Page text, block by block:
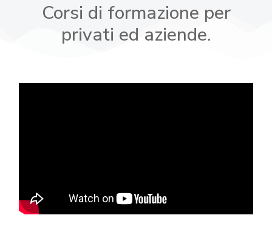
Corsi di formazione per
privati ed aziende.